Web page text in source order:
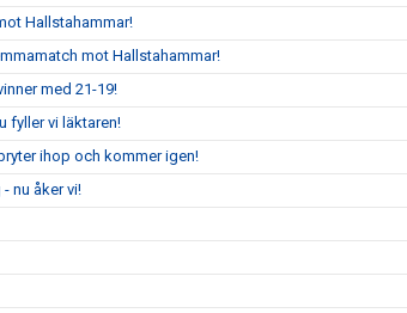
Hallstahammar!
mot Hallstahammar!
med 21-19!
fyller vi läktaren!
ihop och kommer igen!
nu åker vi!